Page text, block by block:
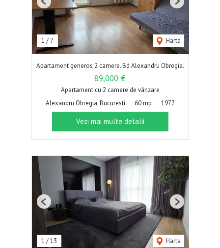
1 / 7 Harta
Previous Next
Apartament generos 2 camere. Bd Alexandru Obregia.
89,000 €
Apartament cu 2 camere de vânzare
Alexandru Obregia, Bucuresti
60 mp 1977
Vezi mai multe detalii
1 /13 Harta
Previous Next